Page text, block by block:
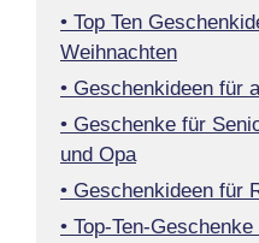
• Top Ten
Weihnachten
• Geschenkideen für
• Geschenke für
und Opa
• Geschenkideen für
• Top-Ten-